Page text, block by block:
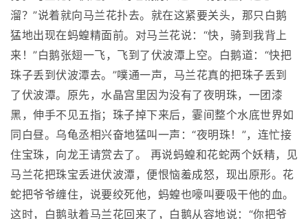
溜？”说着就向马兰花扑去。就在这紧要关头，那只白鹅
猛地出现在蚂蝗精面前。对马兰花说：“快，骑到我背上
来！”白鹅张翅一飞，飞到了伏波潭上空。白鹅道：“快把
珠子丢到伏波潭去。”噗通一声，马兰花真的把珠子丢到
了伏波潭。原先，水晶宫里因为没有了夜明珠，一团漆
黑，伸手不见五指；珠子掉下来后，霎间整个水底世界如
同白昼。乌龟丞相兴奋地猛叫一声：“夜明珠！”，连忙接
住宝珠，向龙王请赏去了。 再说蚂蝗和花蛇两个妖精，见
马兰花把珠宝丢进伏波潭，便恨恼羞成怒，现出原形。花
蛇把爷爷缠住，说要绞死他，蚂蝗也嚎叫要吸干他的血。
这时，白鹅驮着马兰花回来了，白鹅从容地说：“你把爷